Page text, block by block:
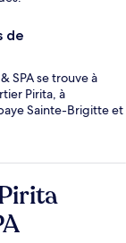
de
SPA se trouve à
Pirita, à
Sainte-Brigitte et